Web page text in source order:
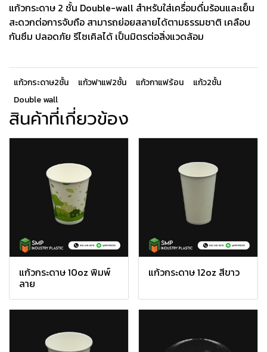
แก้วกระดาษ 2 ชั้น Double-wall สำหรับใส่เครื่อมดื่มร้อนและเย็น
สะดวกต่อการจับถือ สามารถย่อยสลายได้ตามธรรมชาติ เคลือบ
กันซึม ปลอดภัย รีไซเคิลได้ เป็นมิตรต่อสิ่งแวดล้อม
แก้วกระดาษ2ชั้น แก้วฟาแฟ2ชั้น แก้วกาแฟร้อน
แก้ว2ชั้น
Double wall
สินค้าที่เกี่ยวข้อง
แก้วกระดาษ 10oz พิมพ์
ลาย
แก้วกระดาษ 12oz สีขาว